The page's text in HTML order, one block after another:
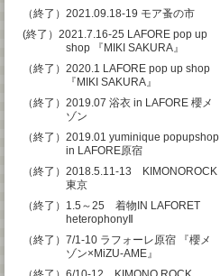
（終了）2021.09.18-19 モア蚤の市
(終了）2021.7.16-25 LAFORE pop up
shop 『MIKI SAKURA』
（終了）2020.1 LAFORE pop up shop
『MIKI SAKURA』
（終了）2019.07 浴衣 in LAFORE 櫻メ
ゾン
（終了）2019.01 yuminique popupshop
in LAFORE原宿
（終了）2018.5.11-13 KIMONOROCK
東京
（終了）1.5～25 着物IN LAFORET
heterophonyⅡ
（終了）7/1-10 ラフォーレ原宿 『櫻メ
ゾン×MiZU-AME』